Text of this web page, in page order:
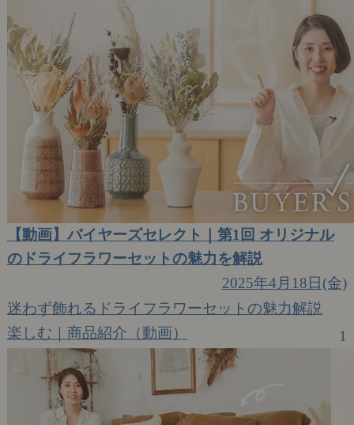
【動画】バイヤーズセレクト｜第1回 オリジナル
のドライフラワーセットの魅力を解説
2025年4月18日(金)
迷わず飾れるドライフラワーセットの魅力解説
楽しむ｜商品紹介（動画）
1